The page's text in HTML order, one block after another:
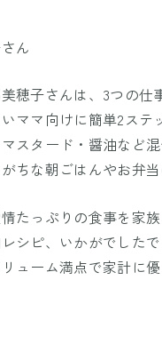
ん
穂子さんは、3つの仕
ママ向けに簡単2ステ
スタード・醤油など
ちな朝ごはんやお弁
たっぷりの食事を家
シピ、いかがでした
ューム満点で家計に